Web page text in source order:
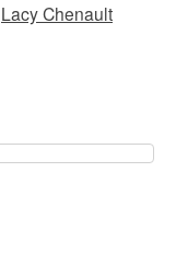
Lacy Chenault